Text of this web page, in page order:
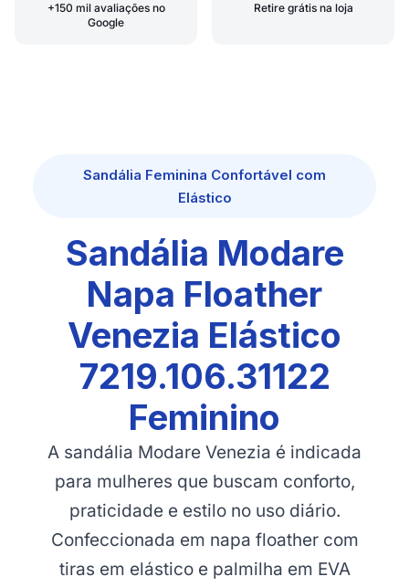
+150 mil avaliações no
Google
Retire grátis na loja
Sandália Feminina Confortável com
Elástico
Sandália Modare
Napa Floather
Venezia Elástico
7219.106.31122
Feminino
A sandália Modare Venezia é indicada
para mulheres que buscam conforto,
praticidade e estilo no uso diário.
Confeccionada em napa floather com
tiras em elástico e palmilha em EVA